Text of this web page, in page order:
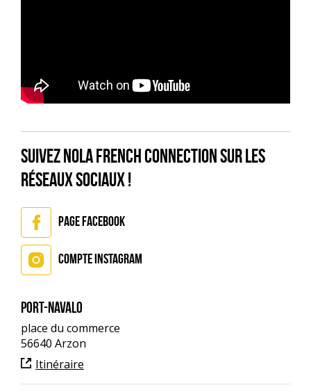
Suivez Nola French Connection sur les
réseaux sociaux !
Page Facebook
Compte Instagram
Port-Navalo
place du commerce
56640 Arzon
Itinéraire